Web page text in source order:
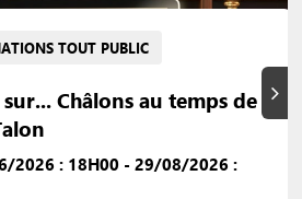
TOUT PUBLIC
Châlons au temps de
2026 : 18H00 - 29/08/2026 :